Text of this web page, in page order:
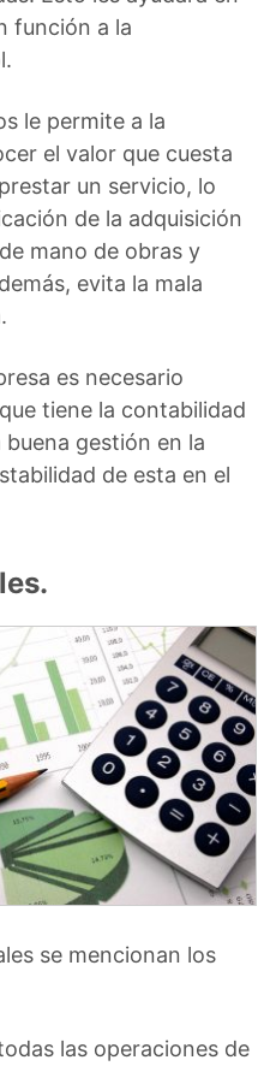
función a la
le permite a la
el valor que cuesta
un servicio, lo
de la adquisición
mano de obras y
evita la mala
es necesario
tiene la contabilidad
gestión en la
de esta en el
se mencionan los
las operaciones de